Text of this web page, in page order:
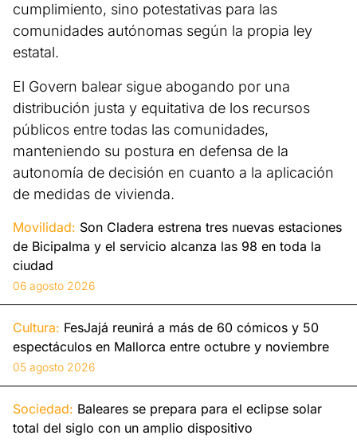
cumplimiento, sino potestativas para las
comunidades autónomas según la propia ley
estatal.
El Govern balear sigue abogando por una
distribución justa y equitativa de los recursos
públicos entre todas las comunidades,
manteniendo su postura en defensa de la
autonomía de decisión en cuanto a la aplicación
de medidas de vivienda.
Movilidad: Son Cladera estrena tres nuevas estaciones
de Bicipalma y el servicio alcanza las 98 en toda la
ciudad
06 agosto 2026
Cultura: FesJajá reunirá a más de 60 cómicos y 50
espectáculos en Mallorca entre octubre y noviembre
05 agosto 2026
Sociedad: Baleares se prepara para el eclipse solar
total del siglo con un amplio dispositivo